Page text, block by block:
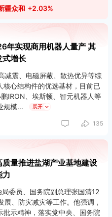
疆众和 +2.03%
年实现商用机器人量产 其
式增长
减震、电磁屏蔽、散热优异等综
心结构件的优选基材，目前已
IRON、埃斯顿、智元机器人等
规模
展开
135
量推进盐湖产业基地建设
力
委员、国务院副总理张国清12
、防灾减灾等工作。他强调，
示精神，落实党中央、国务院